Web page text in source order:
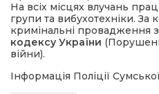
На всіх місцях влучань
групи та вибухотехніки.
кримінальні провадження
кодексу України
війни).
Інформація Поліції